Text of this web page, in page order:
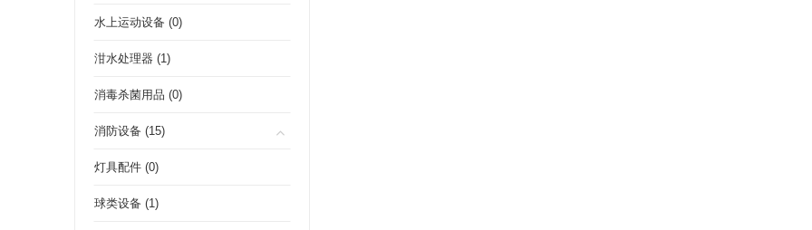
水上运动设备 (0)
泔水处理器 (1)
消毒杀菌用品 (0)
消防设备 (15)
灯具配件 (0)
球类设备 (1)